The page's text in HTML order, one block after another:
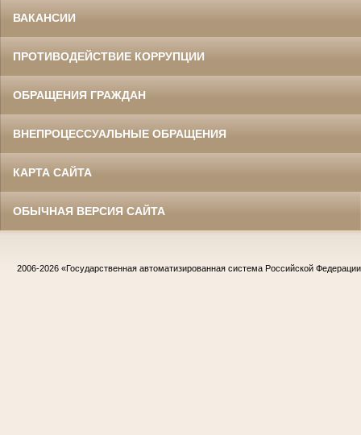
ВАКАНСИИ
ПРОТИВОДЕЙСТВИЕ КОРРУПЦИИ
ОБРАЩЕНИЯ ГРАЖДАН
ВНЕПРОЦЕССУАЛЬНЫЕ ОБРАЩЕНИЯ
КАРТА САЙТА
ОБЫЧНАЯ ВЕРСИЯ САЙТА
2006-2026 «Государственная автоматизированная система Российской